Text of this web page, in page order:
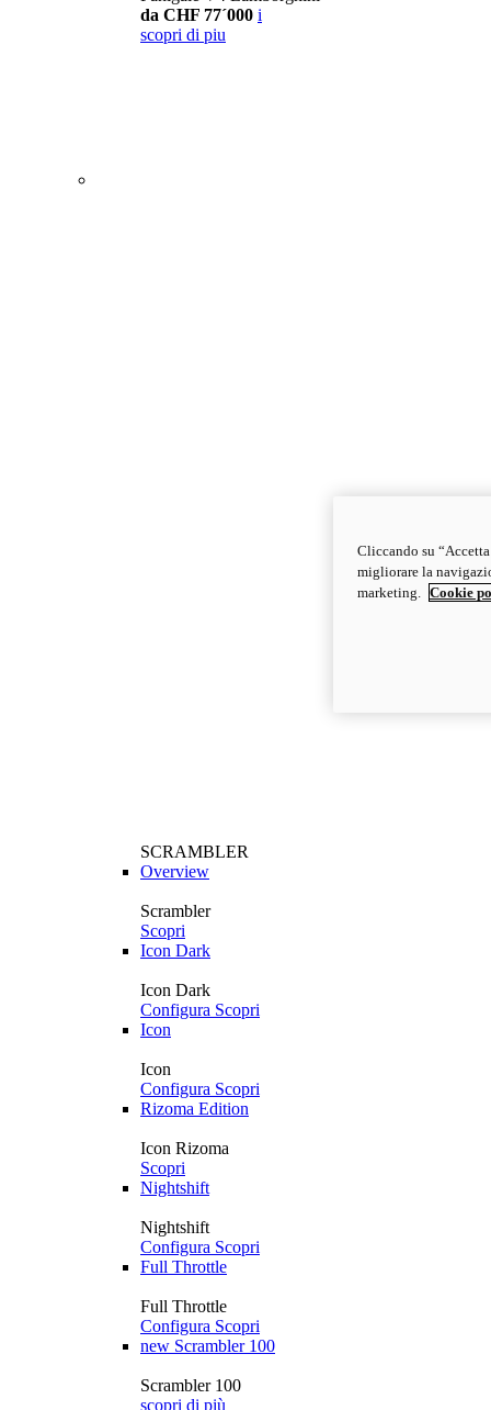
da CHF 77´000 i
scopri di piu
SCRAMBLER
Overview
Scrambler
Scopri
Icon Dark
Icon Dark
Configura Scopri
Icon
Icon
Configura Scopri
Rizoma Edition
Icon Rizoma
Scopri
Nightshift
Nightshift
Configura Scopri
Full Throttle
Full Throttle
Configura Scopri
new Scrambler 100
Scrambler 100
scopri di più
Cliccando su
migliorare la
marketing.
Cookie